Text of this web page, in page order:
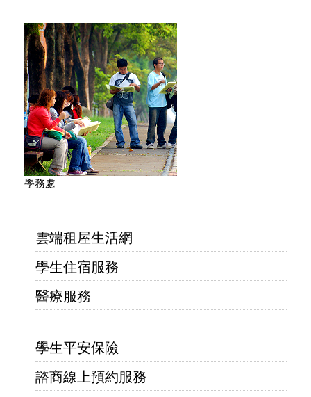
學務處
雲端租屋生活網
學生住宿服務
醫療服務
學生平安保險
諮商線上預約服務